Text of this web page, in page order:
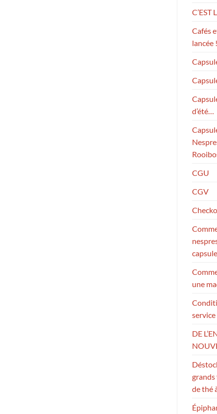
C’EST
Cafés
lancée !
d’été…
CGU
CGV
une
DE
grands
de thé